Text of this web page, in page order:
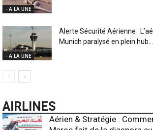
- A LA UNE
- A LA UNE
Alerte Sécurité Aérienne :
Munich paralysé en plein hub...
AIRLINES
Aérien & Stratégie :